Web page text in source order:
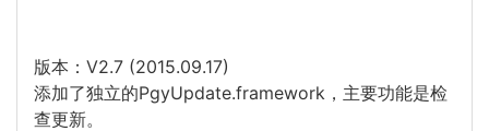
版本：V2.7 (2015.09.17)
添加了独立的PgyUpdate.framework，主要功能是检
查更新。